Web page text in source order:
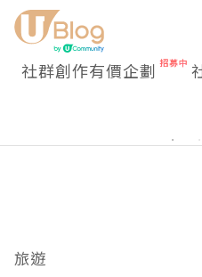
社群創作有價企劃
旅遊